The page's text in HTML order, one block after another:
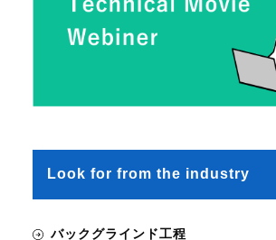
Look for from the industry
バックグラインド工程